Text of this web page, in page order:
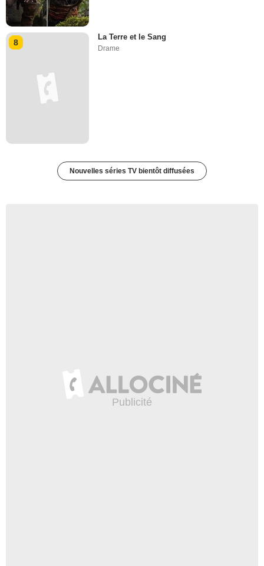
8
La Terre et le Sang
Drame
Nouvelles séries TV bientôt diffusées